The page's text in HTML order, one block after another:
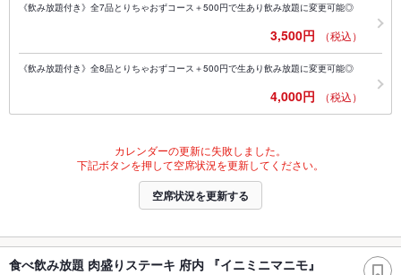
《飲み放題付き》全7品とりちゃおずコース＋500円で生あり飲み放題に変更可能◎
3,500円 （税込）
《飲み放題付き》全8品とりちゃおずコース＋500円で生あり飲み放題に変更可能◎
4,000円 （税込）
カレンダーの更新に失敗しました。
下記ボタンを押して空席状況を更新してください。
空席状況を更新する
食べ飲み放題 肉盛りステーキ 府内 『イニミニマニモ』